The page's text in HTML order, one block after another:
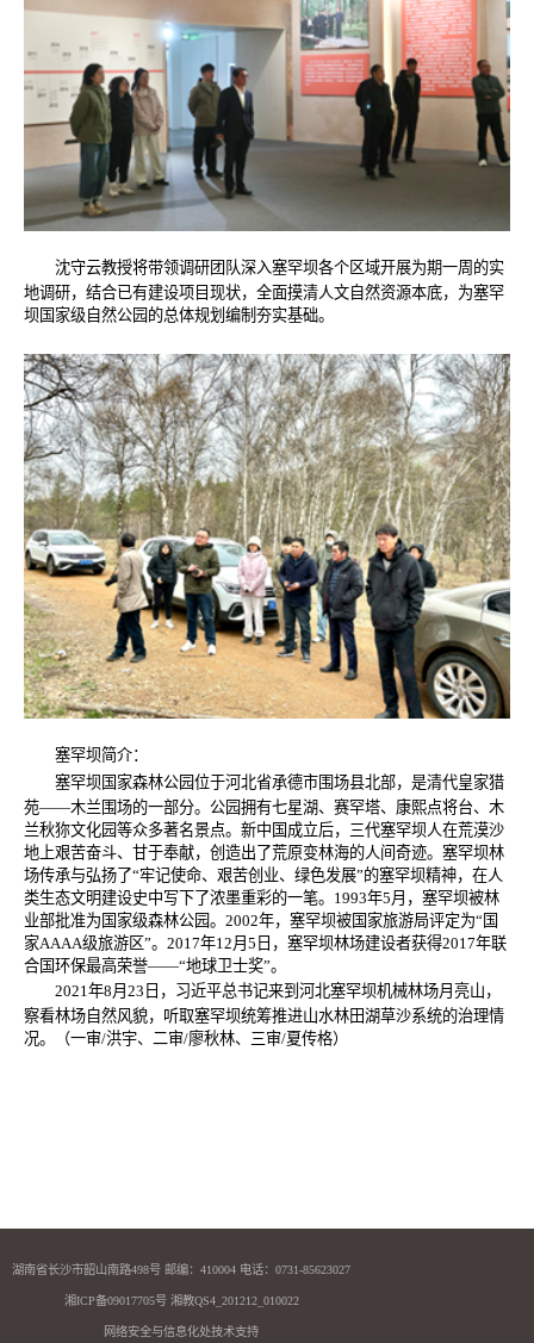
沈守云教授将带领调研团队深入塞罕坝各个区域开展为期一周的实
地调研，结合已有建设项目现状，全面摸清人文自然资源本底，为塞罕
坝国家级自然公园的总体规划编制夯实基础。
塞罕坝简介：
塞罕坝国家森林公园位于河北省承德市围场县北部，是清代皇家猎
苑——木兰围场的一部分。公园拥有七星湖、赛罕塔、康熙点将台、木
兰秋狝文化园等众多著名景点。新中国成立后，三代塞罕坝人在荒漠沙
地上艰苦奋斗、甘于奉献，创造出了荒原变林海的人间奇迹。塞罕坝林
场传承与弘扬了“牢记使命、艰苦创业、绿色发展”的塞罕坝精神，在人
类生态文明建设史中写下了浓墨重彩的一笔。 1993年5 月，塞罕坝被林
业部批准为国家级森林公园。 2002年，塞罕坝被国家旅游局评定为“国
家AAAA级旅游区”。 2017年12 月 5 日，塞罕坝林场建设者获得2017年联
合国环保最高荣誉——“地球卫士奖”。
2021 年8 月 23 日，习近平总书记来到河北塞罕坝机械林场月亮山，
察看林场自然风貌，听取塞罕坝统筹推进山水林田湖草沙系统的治理情
况。（一审/洪宇、二审/廖秋林、三审/夏传格）
湖南省长沙市韶山南路498号 邮编：410004 电话：0731-85623027
湘ICP备09017705号 湘教QS4_201212_010022
网络安全与信息化处技术支持